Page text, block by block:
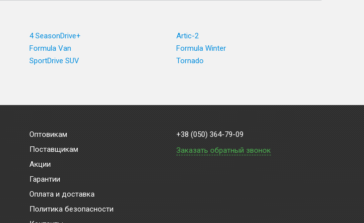
4 SeasonDrive+
Artic-2
Formula Van
Formula Winter
SportDrive SUV Tornado
Оптовикам
Поставщикам
Акции
Гарантии
Оплата и доставка
Политика безопасности
+38 (050) 364-79-09
Заказать обратный звонок